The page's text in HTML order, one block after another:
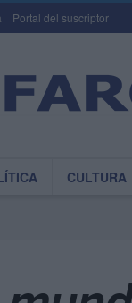
Portal del suscriptor
CULTURA